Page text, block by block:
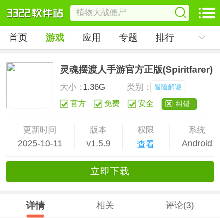
首页 游戏 应用 专题 排行
灵魂摆渡人手游官方正版(Spiritfarer)
大小：1.36G 类别： 冒险解谜
官方 免费 安全 纠错
更新时间
2025-10-11
版本
v1.5.9
权限
查看
系统
Android
立即下载
详情 相关 评论(3)